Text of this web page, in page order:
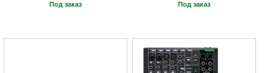
Под заказ Под заказ